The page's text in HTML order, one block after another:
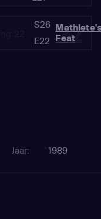
22
S26
E22 Feat
Jaar: 1989